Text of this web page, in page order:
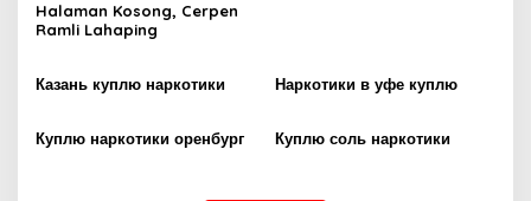
Halaman Kosong, Cerpen
Ramli Lahaping
Казань куплю наркотики Наркотики в уфе куплю
Куплю наркотики оренбург Куплю соль наркотики